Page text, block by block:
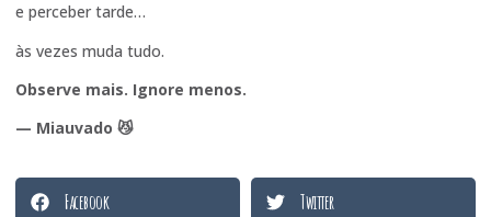
e perceber tarde…
às vezes muda tudo.
Observe mais. Ignore menos.
— Miauvado 😼
Facebook Twitter